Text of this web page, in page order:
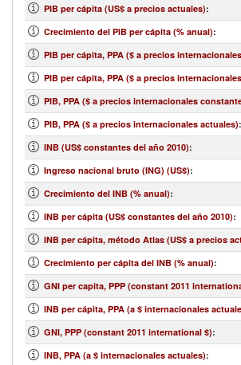
PIB per cápita (US$ a precios actuales):
Crecimiento del PIB per cápita (% anual):
PIB per cápita, PPA ($ a precios
PIB per cápita, PPA ($ a precios
PIB, PPA ($ a precios internacionales
PIB, PPA ($ a precios internacionales actuales):
INB (US$ constantes del año 2010):
Ingreso nacional bruto (ING) (US$):
Crecimiento del INB (% anual):
INB per cápita (US$ constantes del año 2010):
INB per cápita, método Atlas (US$ a precios
Crecimiento per cápita del INB (% anual):
GNI per capita, PPP (constant 2011
INB per cápita, PPA (a $ internacionales
GNI, PPP (constant 2011 international $):
INB, PPA (a $ internacionales actuales):